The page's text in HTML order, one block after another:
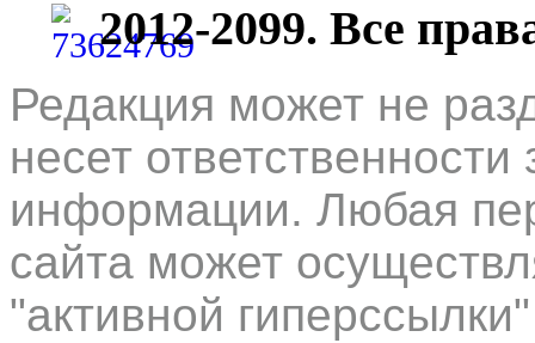
2012-2099. Все
Редакция может не
несет
информации. Любая
сайта может
"активной